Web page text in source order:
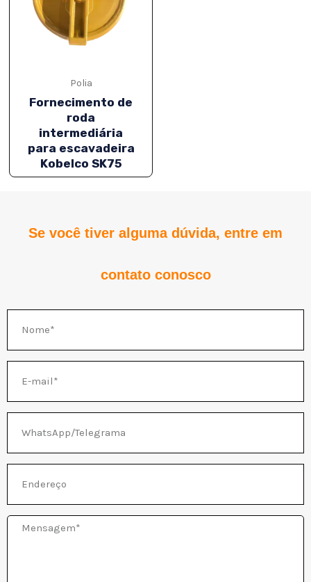
Polia
Fornecimento de
roda
intermediária
para escavadeira
Kobelco SK75
Se você tiver alguma dúvida, entre em
contato conosco
Mensagem